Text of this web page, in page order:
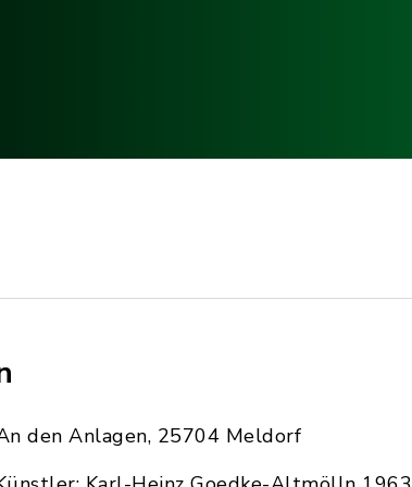
den Anlagen, 25704 Meldorf